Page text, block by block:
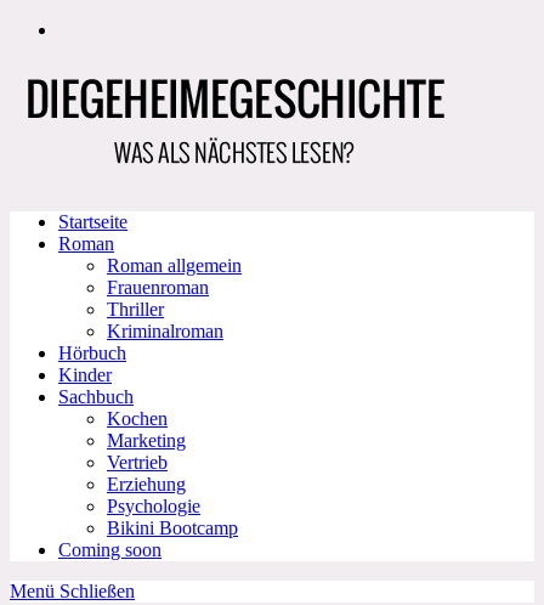
Zum
Startseite
Roman
Roman allgemein
Frauenroman
Thriller
Kriminalroman
Hörbuch
Kinder
Sachbuch
Kochen
Marketing
Vertrieb
Erziehung
Psychologie
Bikini Bootcamp
Coming soon
Menü Schließen